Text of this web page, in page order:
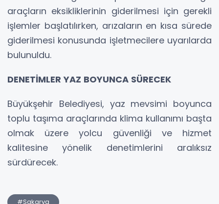
araçların eksikliklerinin giderilmesi için gerekli
işlemler başlatılırken, arızaların en kısa sürede
giderilmesi konusunda işletmecilere uyarılarda
bulunuldu.
DENETİMLER YAZ BOYUNCA SÜRECEK
Büyükşehir Belediyesi, yaz mevsimi boyunca
toplu taşıma araçlarında klima kullanımı başta
olmak üzere yolcu güvenliği ve hizmet
kalitesine yönelik denetimlerini aralıksız
sürdürecek.
#Sakarya